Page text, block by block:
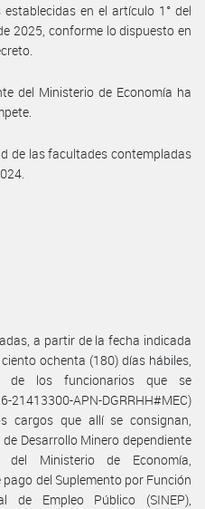
en el artículo 1° del
2025, conforme lo dispuesto en
del Ministerio de Economía ha
de las facultades contempladas
a partir de la fecha indicada
ochenta (180) días hábiles,
de los funcionarios que se
APN-DGRRHH#MEC)
cargos que allí se consignan,
Desarrollo Minero dependiente
Ministerio de Economía,
del Suplemento por Función
de Empleo Público (SINEP),